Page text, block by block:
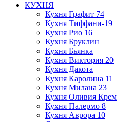
КУХНЯ
Кухня Графит 74
Кухня Тиффани-19
Кухня Рио 16
Кухня Бруклин
Кухня Бьянка
Кухня Виктория 20
Кухня Дакота
Кухня Каролина 11
Кухня Милана 23
Кухня Оливия Крем
Кухня Палермо 8
Кухня Аврора 10